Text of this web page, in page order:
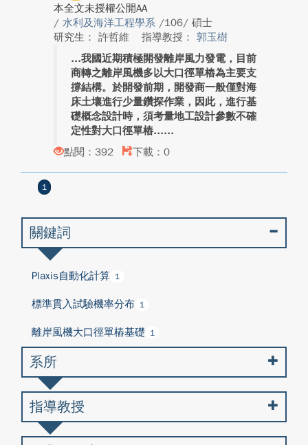
本全文未授權公開AA
/ 水利及海洋工程學系 /106/ 碩士
研究生： 許哲維
指導教授： 郭玉樹
我國近期積極開發離岸風力發電，目前
商轉之離岸風機多以大口徑單樁為主要支
撐結構。於開發前期，開發商一般僅對海
床土壤進行少量鑽探作業，因此，進行基
礎概念設計時，須考量地工設計參數不確
定性對大口徑單樁...
點閱：392
下載：0
1
關鍵詞
Plaxis自動化計算 1
標準貫入試驗機率分布 1
離岸風機大口徑單樁基礎 1
系所
指導教授